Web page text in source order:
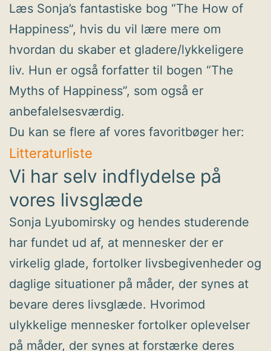
Læs Sonja’s fantastiske bog “The How of
Happiness”, hvis du vil lære mere om
hvordan du skaber et gladere/lykkeligere
liv. Hun er også forfatter til bogen “The
Myths of Happiness”, som også er
anbefalelsesværdig.
Du kan se flere af vores favoritbøger her:
Litteraturliste
Vi har selv indflydelse på
vores livsglæde
Sonja Lyubomirsky og hendes studerende
har fundet ud af, at mennesker der er
virkelig glade, fortolker livsbegivenheder og
daglige situationer på måder, der synes at
bevare deres livsglæde. Hvorimod
ulykkelige mennesker fortolker oplevelser
på måder, der synes at forstærke deres